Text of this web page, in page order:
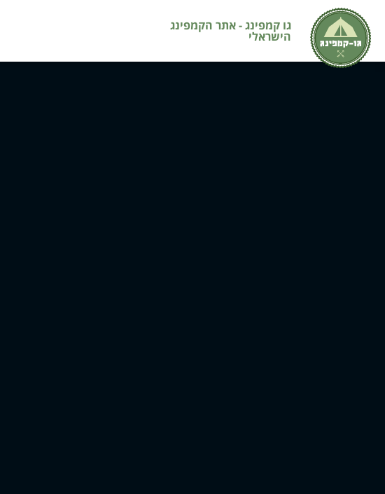
גו קמפינג - אתר הקמפינג
הישראלי